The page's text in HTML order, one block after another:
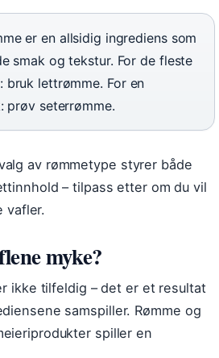
er en allsidig ingrediens som
smak og tekstur. For de fleste
bruk lettrømme. For en
prøv seterrømme.
av rømmetype styrer både
– tilpass etter om du vil
vafler.
myke?
ikke tilfeldig – det er et resultat
samspiller. Rømme og
spiller en